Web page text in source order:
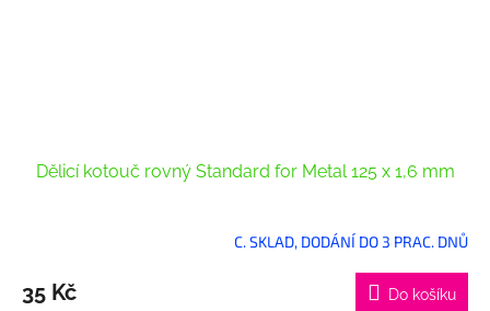
Dělicí kotouč rovný Standard for Metal 125 x 1,6 mm
C. SKLAD, DODÁNÍ DO 3 PRAC. DNŮ
35 Kč Do košíku